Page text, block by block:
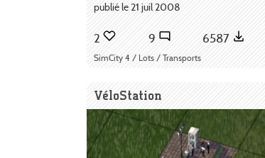
publié le 21 juil 2008
2 9 6587
SimCity 4 / Lots / Transports
VéloStation